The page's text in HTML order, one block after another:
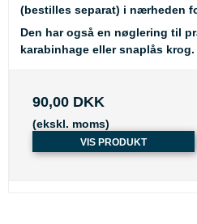
(bestilles separat) i nærheden
Den har også en nøglering til
karabinhage eller snaplås krog.
90,00 DKK
(ekskl. moms)
VIS PRODUKT